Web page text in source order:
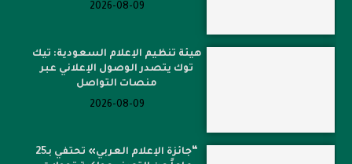
2026-08-09
هيئة تنظيم الإعلام السعودية: تيك
توك يتصدر الوصول الإعلاني عبر
منصات التواصل
2026-08-09
“جائزة الإعلام العربي» تحتفي بـ25